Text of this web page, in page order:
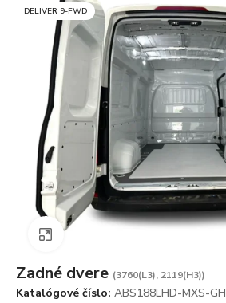
DELIVER 9-FWD
Zväčšiť obrázok
Zadné dvere (3760(L3), 2119(H3))
Katalógové číslo: ABS188LHD-MXS-GH